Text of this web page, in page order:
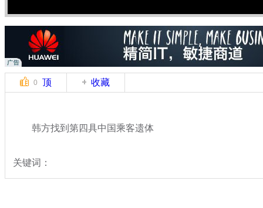
0 顶 收藏
韩方找到第四具中国乘客遗体
关键词：